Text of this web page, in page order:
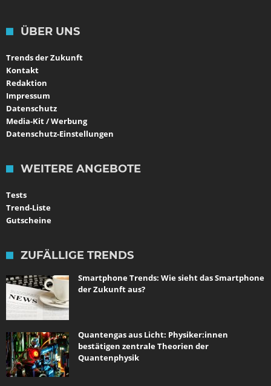
ÜBER UNS
Trends der Zukunft
Kontakt
Redaktion
Impressum
Datenschutz
Media-Kit / Werbung
Datenschutz-Einstellungen
WEITERE ANGEBOTE
Tests
Trend-Liste
Gutscheine
ZUFÄLLIGE TRENDS
Smartphone Trends: Wie sieht das Smartphone
der Zukunft aus?
Quantengas aus Licht: Physiker:innen
bestätigen zentrale Theorien der
Quantenphysik